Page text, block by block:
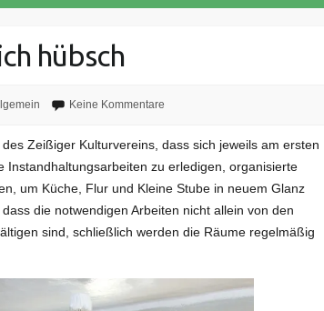
hübsch
Keine Kommentare
Zeißiger Kulturvereins, dass sich jeweils am ersten
Instandhaltungsarbeiten zu erledigen, organisierte
um Küche, Flur und Kleine Stube in neuem Glanz
die notwendigen Arbeiten nicht allein von den
sind, schließlich werden die Räume regelmäßig